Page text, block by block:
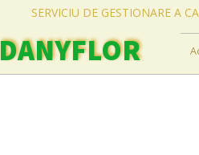
SERVICIU DE GESTIONARE A
DANYFLOR